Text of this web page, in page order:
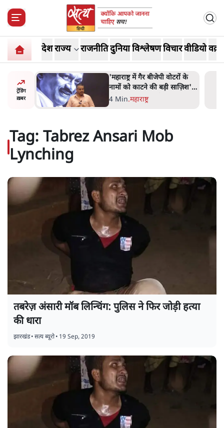
देशराज्य राजनीतिदुनियाविश्लेषणविचारवीडियो
ट्रेंडिंग
ख़बर
के घी
पर
'महाराष्ट्र में गैर बीजेपी वोटरों के
नामों को काटने की बड़ी साज़िश'-
रोहित पवार का आरोप
4 Min.महाराष्ट्र
Tag:Tabrez Ansari Mob
Lynching
तबरेज़ अंसारी मॉब लिन्चिंग: पुलिस ने फिर जोड़ी हत्या
की धारा
झारखंड•सत्य ब्यूरो• 19 Sep, 2019